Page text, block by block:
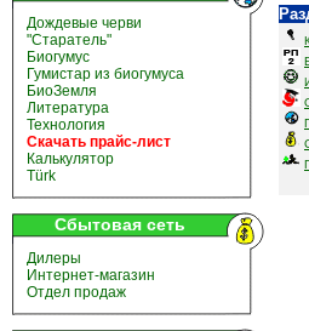
Дождевые черви
"Старатель"
Биогумус
Гумистар из биогумуса
БиоЗемля
Литература
Технология
Скачать прайс-лист
Калькулятор
Türk
Сбытовая сеть
Дилеры
Интернет-магазин
Отдел продаж